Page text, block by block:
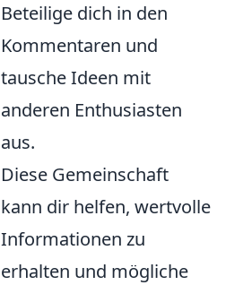
Beteilige dich in den
Kommentaren und
tausche Ideen mit
anderen Enthusiasten
aus.
Diese Gemeinschaft
kann dir helfen, wertvolle
Informationen zu
erhalten und mögliche